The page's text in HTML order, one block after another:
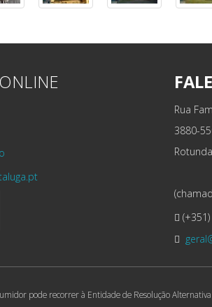
FALE
Rua
3880-
pode recorrer à Entidade de Resolução